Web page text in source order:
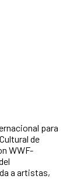
para
de
WWF-
a artistas,